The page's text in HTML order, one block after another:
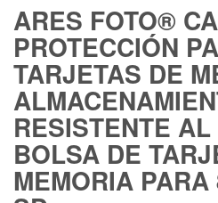
ARES FOTO®
PROTECCIÓN
TARJETAS DE
RESISTENTE
BOLSA DE
MEMORIA